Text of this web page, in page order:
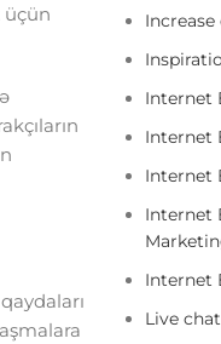
üçün
Internet
Internet
Internet
Internet
Internet
Live chat